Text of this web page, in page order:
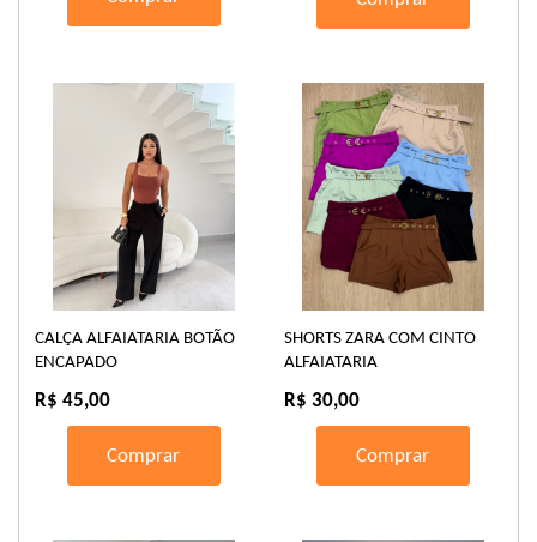
CALÇA ALFAIATARIA BOTÃO
ENCAPADO
R$ 45,00
Comprar
SHORTS ZARA COM CINTO
ALFAIATARIA
R$ 30,00
Comprar